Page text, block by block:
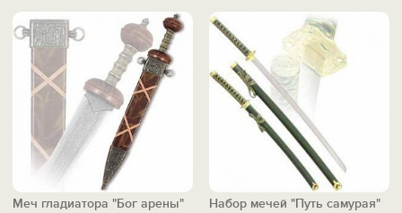
Меч гладиатора "Бог арены" Набор мечей "Путь самурая"